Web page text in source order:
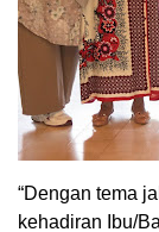
“Dengan tema
kehadiran Ibu/